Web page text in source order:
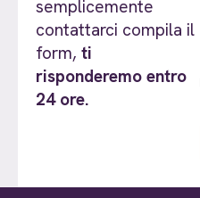
semplicemente
contattarci compila il
form, ti
risponderemo entro
24 ore.